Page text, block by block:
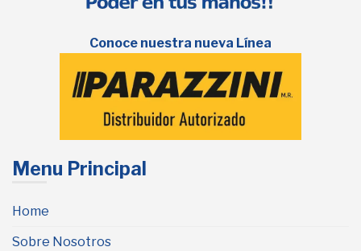
Conoce nuestra nueva Línea
Menu Principal
Home
Sobre Nosotros